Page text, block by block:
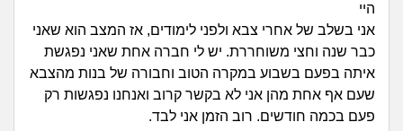
מה קורה כאן?
מתחם הטיפים
מדורים
היי
אני בשלב של אחרי צבא ולפני לימודים, אז המצב הוא שאני
כבר שנה וחצי משוחררת. יש לי חברה אחת שאני נפגשת
איתה בפעם בשבוע במקרה הטוב וחבורה של בנות מהצבא
שעם אף אחת מהן אני לא בקשר קרוב ואנחנו נפגשות רק
פעם בכמה חודשים. רוב הזמן אני לבד.